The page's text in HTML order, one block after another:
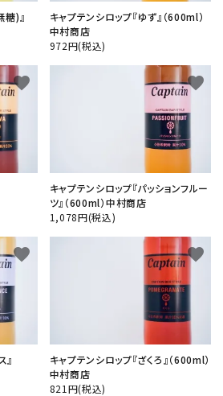
糖)』
キャプテンシロップ『ゆず』（600ml）
中村商店
972円(税込)
favorite
キャプテンシロップ『パッションフルー
ツ』（600ml）中村商店
1,078円(税込)
favorite
』
favorite
キャプテンシロップ『ざくろ』（600ml）
中村商店
821円(税込)
favorite
検索する